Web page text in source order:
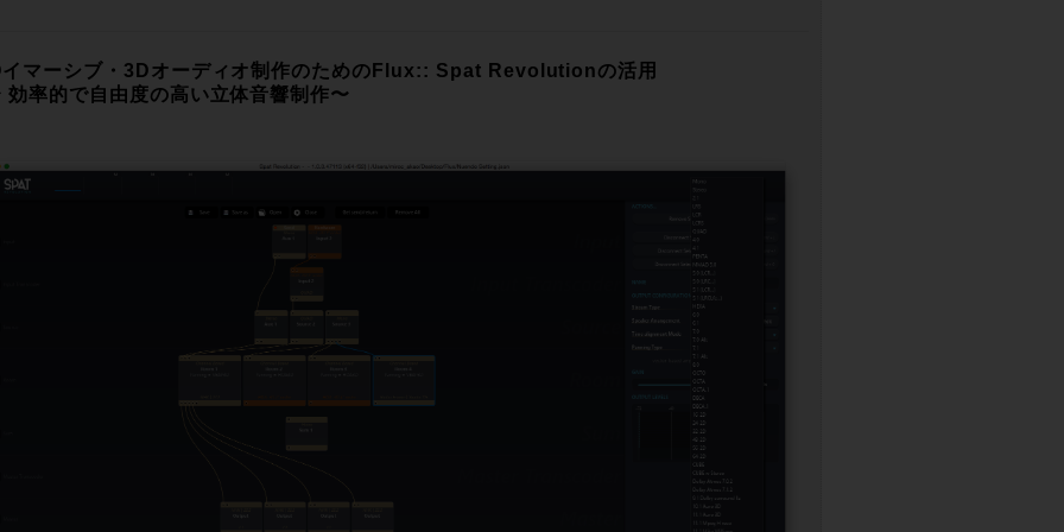
マーシブ・3Dオーディオ制作のためのFlux:: Spat Revolutionの活用
効率的で自由度の高い立体音響制作〜